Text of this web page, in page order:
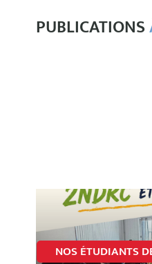
PUBLICATIONS
NOS ÉTUDIANTS